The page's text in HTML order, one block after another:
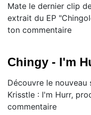
Mate le dernier clip
extrait du EP
ton commentaire
Chingy - I'm
Découvre le nouveau
Krisstle : I'm Hurr,
commentaire